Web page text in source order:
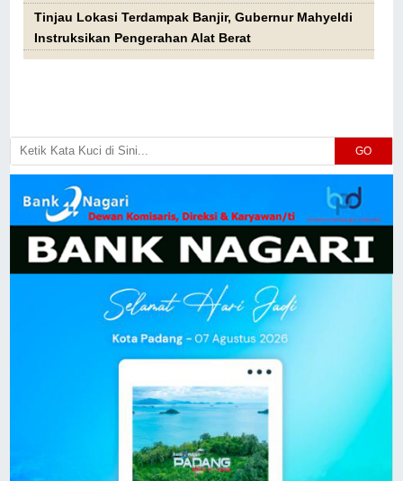
Tinjau Lokasi Terdampak Banjir, Gubernur Mahyeldi
Instruksikan Pengerahan Alat Berat
GO